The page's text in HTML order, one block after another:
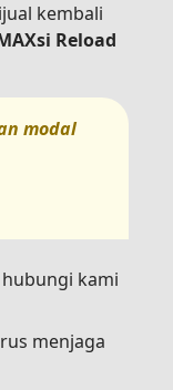
kembali
Reload
modal
kami
menjaga